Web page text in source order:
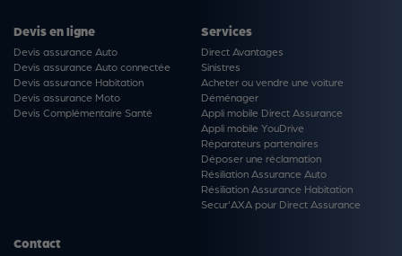
Devis en ligne
Devis assurance Auto
Devis assurance Auto connectée
Devis assurance Habitation
Devis assurance Moto
Devis Complémentaire Santé
Services
Direct Avantages
Sinistres
Acheter ou vendre une voiture
Déménager
Appli mobile Direct Assurance
Appli mobile YouDrive
Réparateurs partenaires
Déposer une réclamation
Résiliation Assurance Auto
Résiliation Assurance Habitation
Secur'AXA pour Direct Assurance
Contact